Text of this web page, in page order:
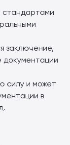
стандартами
заключение,
силу и может
в